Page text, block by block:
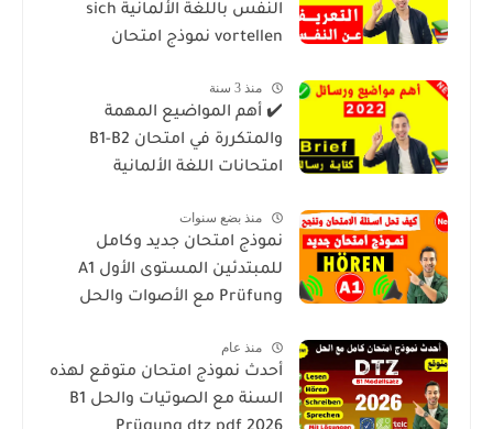
النفس باللغة الألمانية sich
vortellen نموذج امتحان
منذ 3 سنة
✔️ أهم المواضيع المهمة
والمتكررة في امتحان B1-B2
امتحانات اللغة الألمانية
منذ بضع سنوات
نموذج امتحان جديد وكامل
للمبتدئين المستوى الأول A1
Prüfung مع الأصوات والحل
منذ عام
أحدث نموذج امتحان متوقع لهذه
السنة مع الصوتيات والحل B1